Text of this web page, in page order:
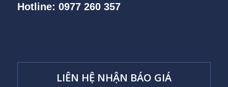
Hotline: 0977 260 357
LIÊN HỆ NHẬN BÁO GIÁ